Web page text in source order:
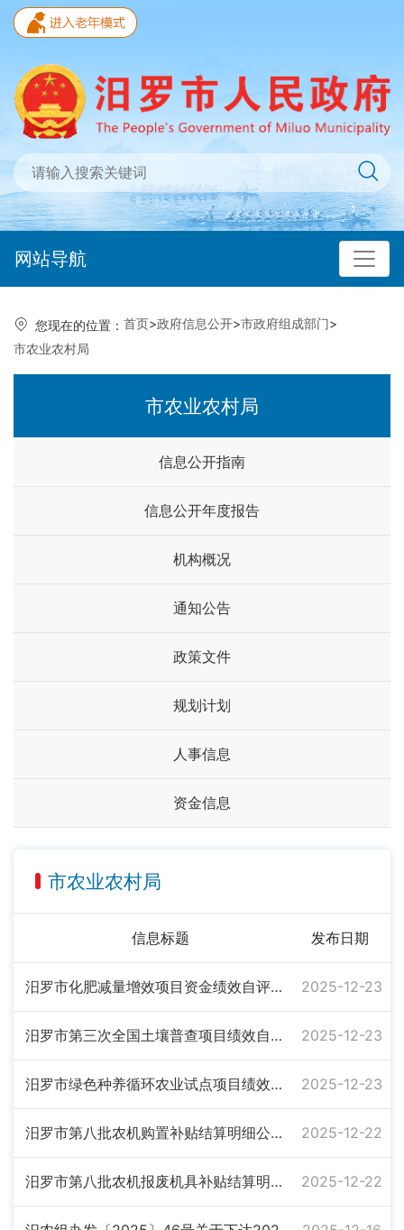
网站导航
您现在的位置： 首页>政府信息公开>市政府组成部门>
市农业农村局
市农业农村局
信息公开指南
信息公开年度报告
机构概况
通知公告
政策文件
规划计划
人事信息
资金信息
市农业农村局
信息标题 发布日期
汨罗市化肥减量增效项目资金绩效自评报告 2025-12-23
汨罗市第三次全国土壤普查项目绩效自评报告 2025-12-23
汨罗市绿色种养循环农业试点项目绩效自评报告 2025-12-23
汨罗市第八批农机购置补贴结算明细公示表 2025-12-22
汨罗市第八批农机报废机具补贴结算明细公示表 2025-12-22